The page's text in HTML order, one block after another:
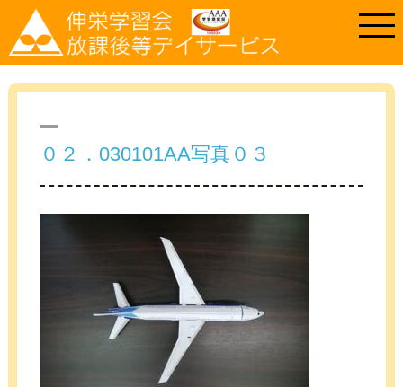
０２．030101AA写真０３